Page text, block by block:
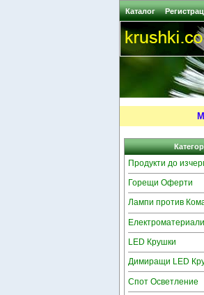
Каталог
Продукти до
Горещи Оферти
Лампи против
LED Крушки
Димиращи LED
Спот Осветление